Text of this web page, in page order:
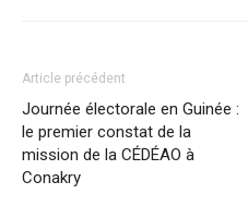
Article précédent
Journée électorale en Guinée :
le premier constat de la
mission de la CÉDÉAO à
Conakry